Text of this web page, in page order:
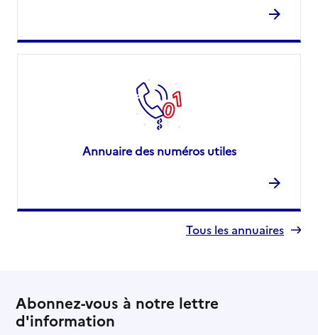
Annuaire des numéros utiles
Tous les annuaires
Abonnez-vous à notre lettre
d'information